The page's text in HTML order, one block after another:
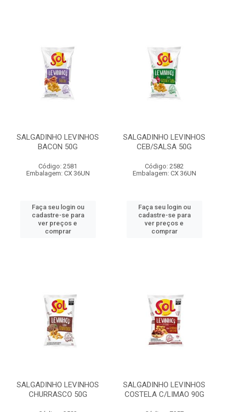
SALGADINHO LEVINHOS
BACON 50G
Código: 2581
Embalagem: CX 36UN
Faça seu login ou
cadastre-se para
ver preços e
comprar
SALGADINHO LEVINHOS
CEB/SALSA 50G
Código: 2582
Embalagem: CX 36UN
Faça seu login ou
cadastre-se para
ver preços e
comprar
SALGADINHO LEVINHOS
CHURRASCO 50G
SALGADINHO LEVINHOS
COSTELA C/LIMAO 90G